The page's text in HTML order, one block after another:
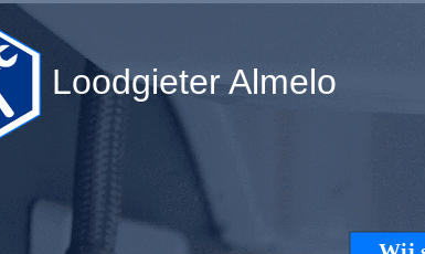
Loodgieter Almelo